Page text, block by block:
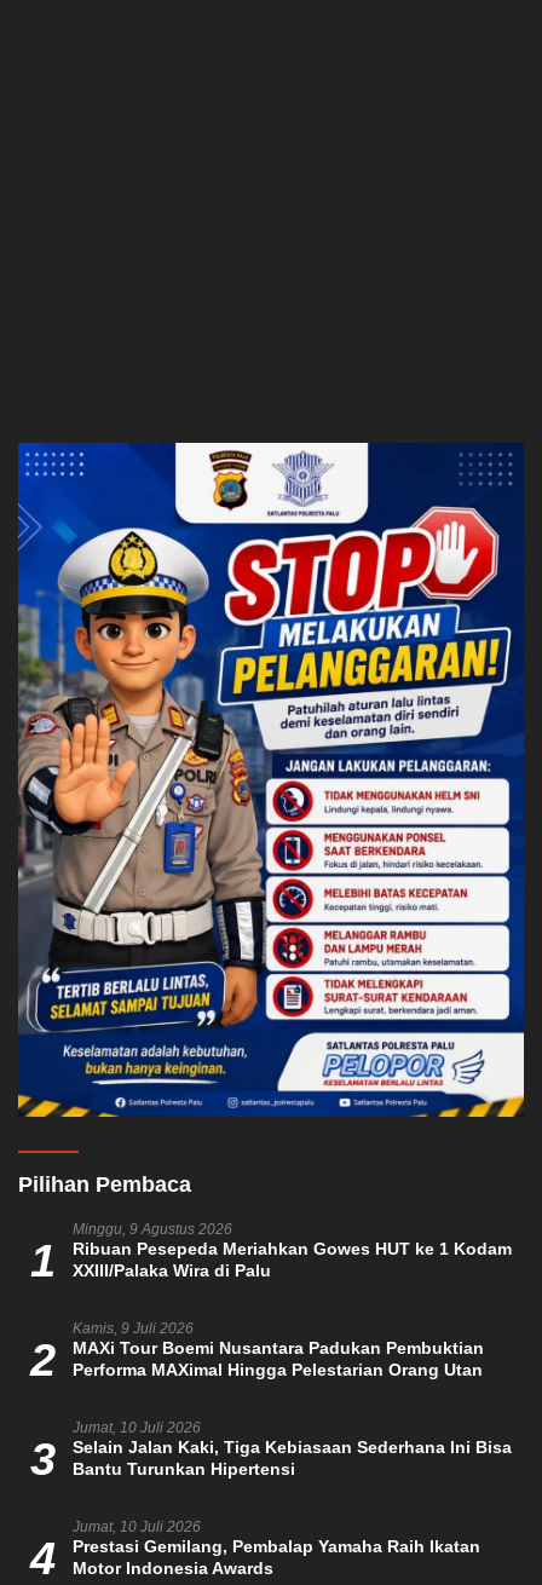
Pilihan Pembaca
1
Minggu, 9 Agustus 2026
Ribuan Pesepeda Meriahkan Gowes HUT ke 1 Kodam
XXIII/Palaka Wira di Palu
2
Kamis, 9 Juli 2026
MAXi Tour Boemi Nusantara Padukan Pembuktian
Performa MAXimal Hingga Pelestarian Orang Utan
3
Jumat, 10 Juli 2026
Selain Jalan Kaki, Tiga Kebiasaan Sederhana Ini Bisa
Bantu Turunkan Hipertensi
4
Jumat, 10 Juli 2026
Prestasi Gemilang, Pembalap Yamaha Raih Ikatan
Motor Indonesia Awards